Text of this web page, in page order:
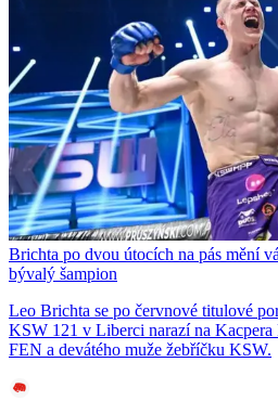
Brichta po dvou útocích na pás mění
bývalý šampion
Leo Brichta se po červnové titulové
KSW 121 v Liberci narazí na Kacpera
FEN a devátého muže žebříčku KSW.